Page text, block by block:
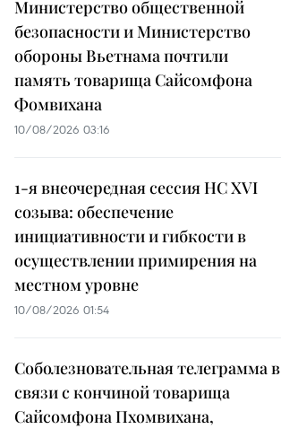
Министерство общественной
безопасности и Министерство
обороны Вьетнама почтили
память товарища Сайсомфона
Фомвихана
10/08/2026 03:16
1-я внеочередная сессия НС XVI
созыва: обеспечение
инициативности и гибкости в
осуществлении примирения на
местном уровне
10/08/2026 01:54
Соболезновательная телеграмма в
связи с кончиной товарища
Сайсомфона Пхомвихана,